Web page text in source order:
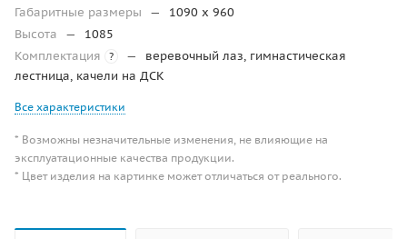
Габаритные размеры
—
1090 х 960
Высота
—
1085
Комплектация
? —
веревочный лаз, гимнастическая
лестница, качели на ДСК
Все характеристики
* Возможны незначительные изменения, не влияющие на
эксплуатационные качества продукции.
* Цвет изделия на картинке может отличаться от реального.